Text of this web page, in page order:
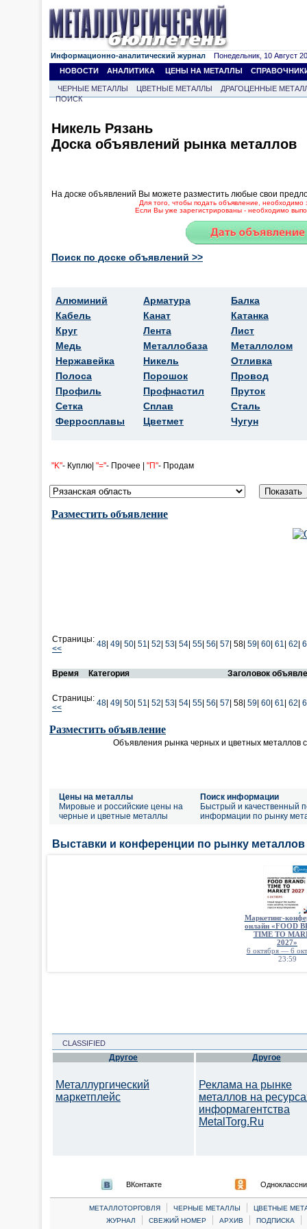
Информационно-аналитический журнал Понедельник, 10 Август
НОВОСТИ
АНАЛИТИКА ЦЕНЫ НА МЕТАЛЛЫ
ЧЕРНЫЕ МЕТАЛЛЫ ЦВЕТНЫЕ МЕТАЛЛЫ
ДРАГОЦЕННЫЕ
ПОИСК
Никель Рязань
Доска объявлений рынка металлов
На доске объявлений Вы можете разместить любые свои
Для того, чтобы подать объявление, необходимо
Если Вы уже зарегистрированы - необходимо
Поиск по доске объявлений >>
Алюминий
Кабель
Круг
Медь
Нержавейка
Полоса
Профиль
Сетка
Ферросплавы
Арматура
Канат
Лента
Металлобаза
Никель
Порошок
Профнастил
Сплав
Цветмет
Балка
Катанка
Лист
Металлолом
Отливка
Провод
Пруток
Сталь
Чугун
"K"- Куплю| "="- Прочее | "П"- Продам
Разместить объявление
Страницы:
<<
48 49 50 51 52 53 54 55 56 57 58| 59 60 61 62
Время Категория Заголовок
Страницы:
<<
48 49 50 51 52 53 54 55 56 57 58| 59 60 61 62
Разместить объявление
Объявления рынка черных и цветных металлов
Цены на металлы
Мировые и российские цены на
черные и цветные металлы
Поиск информации
Быстрый и качественный
информации по рынку
Выставки и конференции по рынку
Маркетинг-
онлайн «FOOD
TIME TO
2027»
6 октября — 6
23:59
CLASSIFIED
Другое
Металлургический
маркетплейс
Другое
Реклама на рынке
металлов на
информагентства
MetalTorg.Ru
ВКонтакте
МЕТАЛЛОТОРГОВЛЯ | ЧЕРНЫЕ МЕТАЛЛЫ |
ЦВЕТНЫЕ
ЖУРНАЛ
| СВЕЖИЙ НОМЕР | АРХИВ | ПОДПИСКА |